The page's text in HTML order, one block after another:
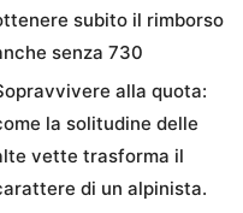
subito il rimborso
senza 730
alla quota:
la solitudine delle
vette trasforma il
di un alpinista.